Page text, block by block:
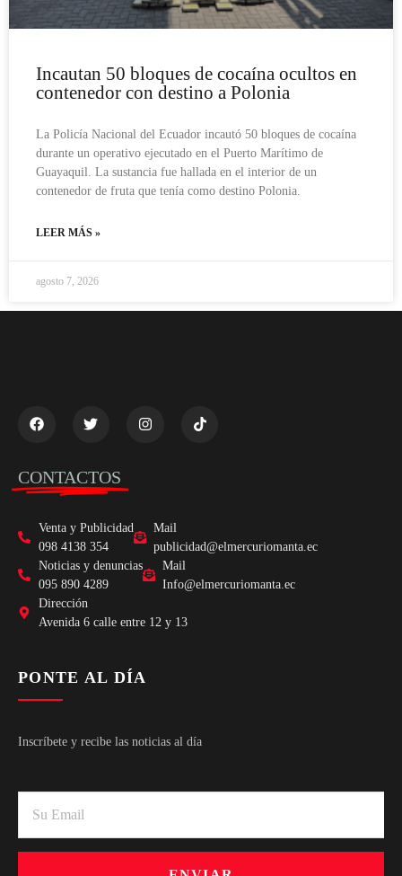
Incautan 50 bloques de cocaína ocultos en
contenedor con destino a Polonia
La Policía Nacional del Ecuador incautó 50 bloques de cocaína
durante un operativo ejecutado en el Puerto Marítimo de
Guayaquil. La sustancia fue hallada en el interior de un
contenedor de fruta que tenía como destino Polonia.
LEER MÁS »
agosto 7, 2026
CONTACTOS
Venta y Publicidad
098 4138 354
Mail
publicidad@elmercuriomanta.ec
Noticias y denuncias
095 890 4289
Mail
Info@elmercuriomanta.ec
Dirección
Avenida 6 calle entre 12 y 13
PONTE AL DÍA
Inscríbete y recibe las noticias al día